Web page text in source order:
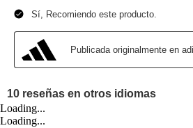
Loading...
Loading...